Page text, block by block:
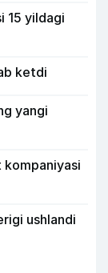
15 yildagi
ketdi
yangi
kompaniyasi
ushlandi